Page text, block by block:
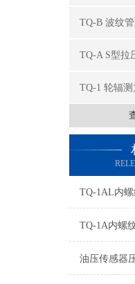
TQ-B 波纹
TQ-A S型拉
TQ-1 轮辐测
TQ-1AL内
TQ-1A内螺